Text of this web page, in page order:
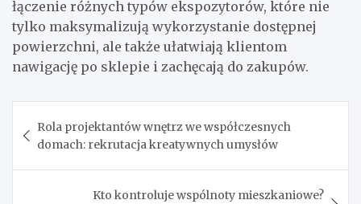
łączenie różnych typów ekspozytorów, które nie
tylko maksymalizują wykorzystanie dostępnej
powierzchni, ale także ułatwiają klientom
nawigację po sklepie i zachęcają do zakupów.
wpisu
Rola projektantów wnętrz we współczesnych
domach: rekrutacja kreatywnych umysłów
Kto kontroluje wspólnoty mieszkaniowe?